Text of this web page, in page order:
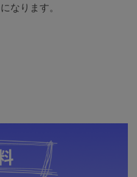
なります。